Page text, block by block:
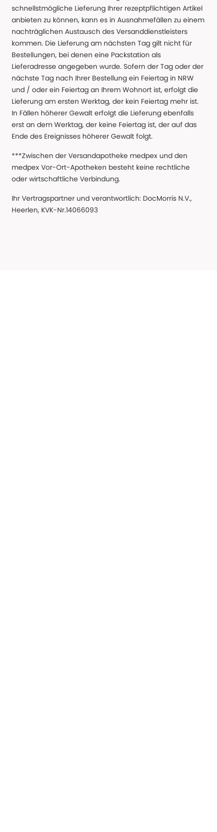
schnellstmögliche Lieferung Ihrer rezeptpflichtigen Artikel
anbieten zu können, kann es in Ausnahmefällen zu einem
nachträglichen Austausch des Versanddienstleisters
kommen. Die Lieferung am nächsten Tag gilt nicht für
Bestellungen, bei denen eine Packstation als
Lieferadresse angegeben wurde. Sofern der Tag oder der
nächste Tag nach Ihrer Bestellung ein Feiertag in NRW
und / oder ein Feiertag an Ihrem Wohnort ist, erfolgt die
Lieferung am ersten Werktag, der kein Feiertag mehr ist.
In Fällen höherer Gewalt erfolgt die Lieferung ebenfalls
erst an dem Werktag, der keine Feiertag ist, der auf das
Ende des Ereignisses höherer Gewalt folgt.
***Zwischen der Versandapotheke medpex und den
medpex Vor-Ort-Apotheken besteht keine rechtliche
oder wirtschaftliche Verbindung.
Ihr Vertragspartner und verantwortlich: DocMorris N.V.,
Heerlen, KVK-Nr.14066093